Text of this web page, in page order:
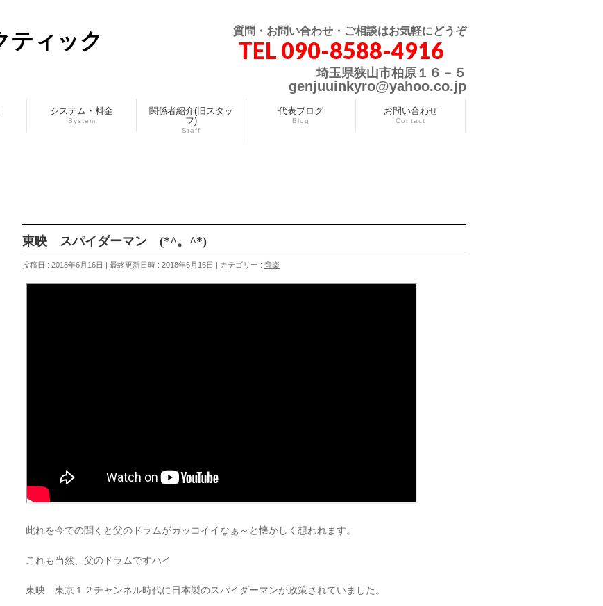
ティック 質問・お問い合わせ・ご相談はお気軽にどうぞ
TEL 090-8588-4916
埼玉県狭山市柏原１６－５
genjuuinkyro@yahoo.co.jp
システム・料金
System
関係者紹介(旧スタッ
フ)
Staff
代表ブログ
Blog
お問い合わせ
Contact
東映 スパイダーマン (*^。^*)
投稿日 : 2018年6月16日 最終更新日時 : 2018年6月16日 カテゴリー : 音楽
此れを今での聞くと父のドラムがカッコイイなぁ～と懐かしく想われます。
これも当然、父のドラムですハイ
東映 東京１２チャンネル時代に日本製のスパイダーマンが政策されていました。